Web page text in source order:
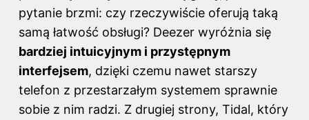
pytanie brzmi: czy rzeczywiście oferują taką
samą łatwość obsługi? Deezer wyróżnia się
bardziej intuicyjnym i przystępnym
interfejsem, dzięki czemu nawet starszy
telefon z przestarzałym systemem sprawnie
sobie z nim radzi. Z drugiej strony, Tidal, który